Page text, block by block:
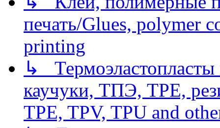
печать/Glues, polymer
printing
↳
каучуки, ТПЭ, TPE,
TPE, TPV, TPU and